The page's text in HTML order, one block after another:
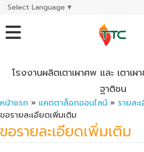
Select Language ▼
โรงงานผลิตเตาเผาศพ และ เตาเผ
ฐาติชน
หน้าแรก » แคตตาล็อกออนไลน์ » รายละ
ขอรายละเอียดเพิ่มเติม
ขอรายละเอียดเพิ่มเติม